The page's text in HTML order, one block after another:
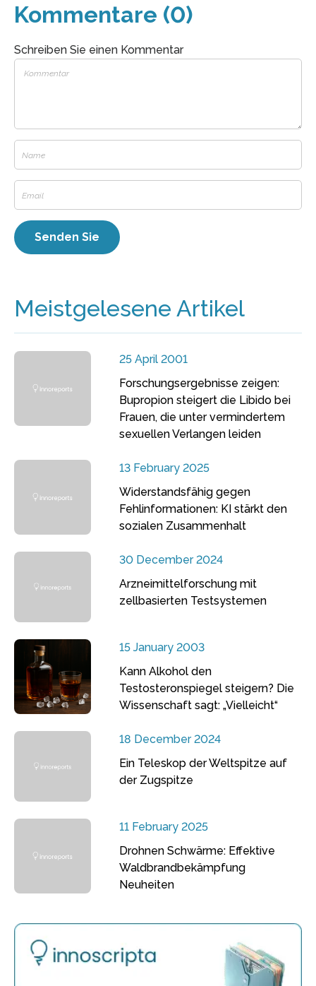
Kommentare (0)
Schreiben Sie einen Kommentar
Meistgelesene Artikel
25 April 2001
Forschungsergebnisse zeigen:
Bupropion steigert die Libido bei
Frauen, die unter vermindertem
sexuellen Verlangen leiden
13 February 2025
Widerstandsfähig gegen
Fehlinformationen: KI stärkt den
sozialen Zusammenhalt
30 December 2024
Arzneimittelforschung mit
zellbasierten Testsystemen
15 January 2003
Kann Alkohol den
Testosteronspiegel steigern? Die
Wissenschaft sagt: „Vielleicht“
18 December 2024
Ein Teleskop der Weltspitze auf
der Zugspitze
11 February 2025
Drohnen Schwärme: Effektive
Waldbrandbekämpfung
Neuheiten